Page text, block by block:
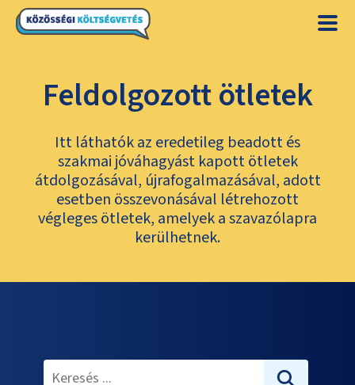
Feldolgozott ötletek
Itt láthatók az eredetileg beadott és
szakmai jóváhagyást kapott ötletek
átdolgozásával, újrafogalmazásával, adott
esetben összevonásával létrehozott
végleges ötletek, amelyek a szavazólapra
kerülhetnek.